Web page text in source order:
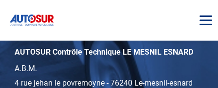
AUTOSUR Contrôle Technique LE MESNIL ESNARD
A.B.M.
4 rue jehan le povremoyne -76240 Le-mesnil-esnard